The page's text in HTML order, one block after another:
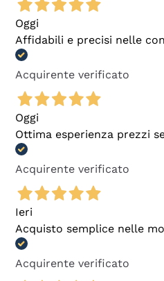
Oggi
Affidabili e precisi nelle
Acquirente verificato
Oggi
Ottima esperienza prezzi
Acquirente verificato
Ieri
Acquisto semplice nelle
Acquirente verificato